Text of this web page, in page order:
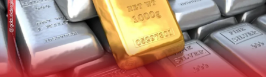
ÖZEL HABER
SAĞLIK
SPOR